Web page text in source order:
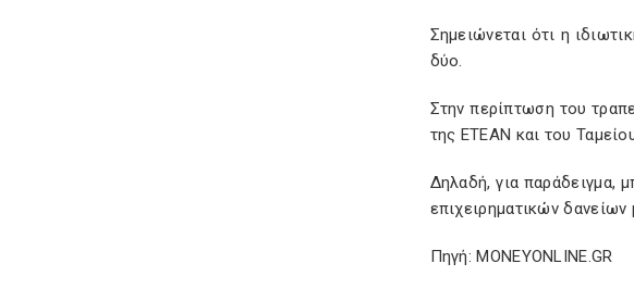
Σημειώνεται ότι η
δύο.
Στην περίπτωση του
της ΕΤΕΑΝ και του
Δηλαδή, για παράδειγμα,
επιχειρηματικών
Πηγή: MONEYONLINE.GR